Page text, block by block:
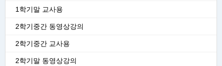
1학기말 교사용
2학기중간 동영상강의
2학기중간 교사용
2학기말 동영상강의